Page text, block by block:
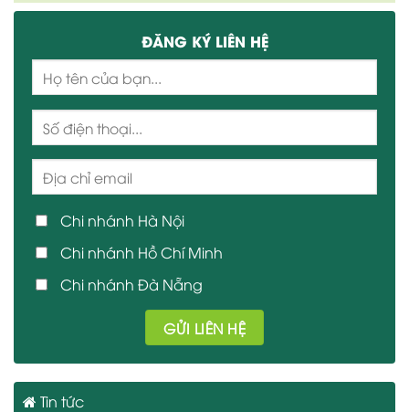
ĐĂNG KÝ LIÊN HỆ
Chi nhánh Hà Nội
Chi nhánh Hồ Chí Minh
Chi nhánh Đà Nẵng
Tin tức